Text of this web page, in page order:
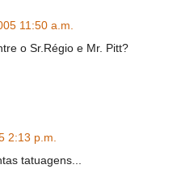
11:50 a.m.
o Sr.Régio e Mr. Pitt?
2:13 p.m.
tatuagens...